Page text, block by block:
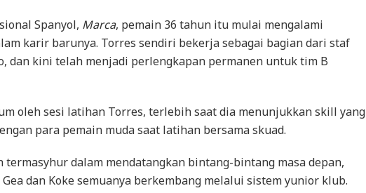
Spanyol, Marca, pemain 36 tahun itu mulai mengalami
karir barunya. Torres sendiri bekerja sebagai bagian dari staf
dan kini telah menjadi perlengkapan permanen untuk tim B
oleh sesi latihan Torres, terlebih saat dia menunjukkan skill yang
para pemain muda saat latihan bersama skuad.
dalam mendatangkan bintang-bintang masa depan,
dan Koke semuanya berkembang melalui sistem yunior klub.